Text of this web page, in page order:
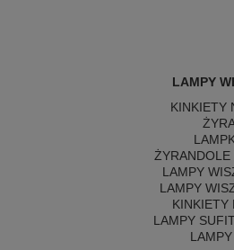
LAMPY
KINKIETY
LAMPY
LAMPY
KINKIETY
LAMPY